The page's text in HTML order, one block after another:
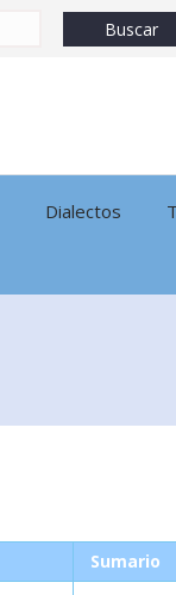
Dialectos
Sumario